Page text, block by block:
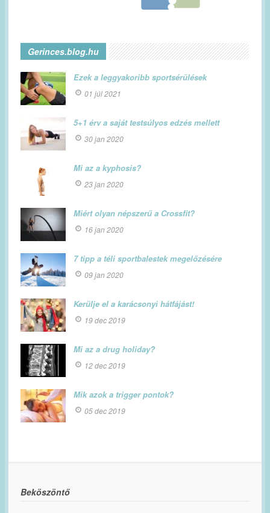
Gerinces.blog.hu
Ezek a leggyakoribb sportsérülések
01 júl 2021
5+1 érv a saját testsúlyos edzés mellett
30 jan 2020
Mi az a kyphosis?
23 jan 2020
Miért olyan népszerű a Crossfit?
16 jan 2020
7 tipp a téli sportbalestek megelőzésére
09 jan 2020
Kerülje el a karácsonyi hátfájást!
19 dec 2019
Mi az a drug holiday?
12 dec 2019
Mik azok a trigger pontok?
05 dec 2019
Beköszöntő